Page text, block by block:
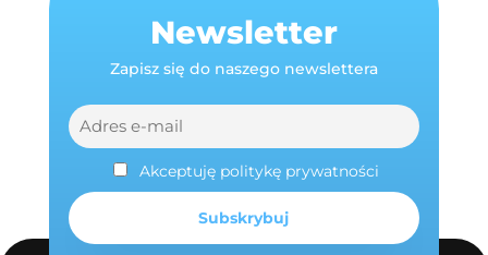
Newsletter
Zapisz się do naszego newslettera
Akceptuję politykę prywatności